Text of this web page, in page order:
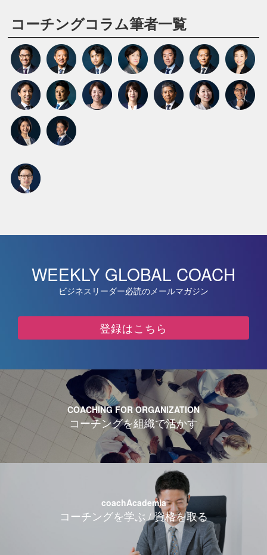
コーチングコラム筆者一覧
WEEKLY GLOBAL COACH
ビジネスリーダー必読のメールマガジン
登録はこちら
COACHING FOR ORGANIZATION
コーチングを組織で活かす
coachAcademia
コーチングを学ぶ / 資格を取る